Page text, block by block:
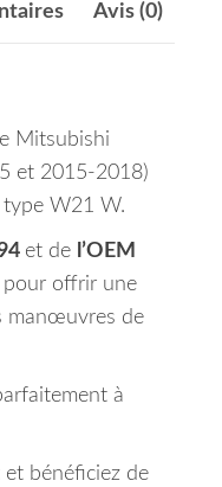
Avis (0)
Mitsubishi
et 2015-2018)
W21 W.
et de l’OEM
pour offrir une
manœuvres de
à
bénéficiez de